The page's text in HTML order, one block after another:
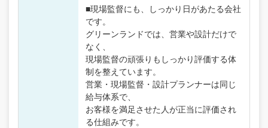
■現場監督にも、しっかり日があたる会社
です。
グリーンランドでは、営業や設計だけで
なく、
現場監督の頑張りもしっかり評価する体
制を整えています。
営業・現場監督・設計プランナーは同じ
給与体系で、
お客様を満足させた人が正当に評価され
る仕組みです。